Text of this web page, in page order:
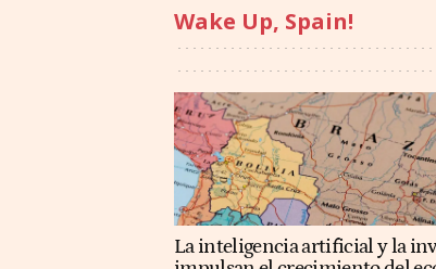
Wake Up, Spain!
La inteligencia artificial y la